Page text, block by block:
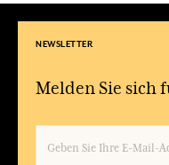
NEWSLETTER
Melden Sie sich